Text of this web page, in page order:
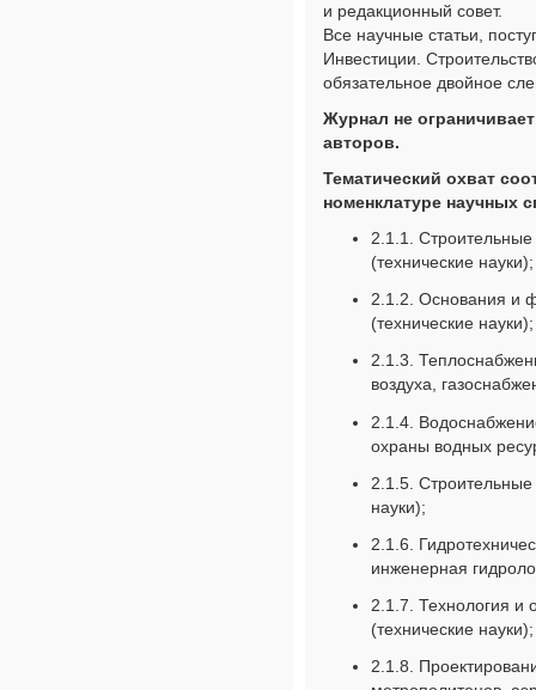
и редакционный совет.
Все научные статьи,
Инвестиции.
обязательное двойное
Журнал не
авторов.
Тематический охват
номенклатуре научных
2.1.1. Строительные
(технические науки);
2.1.2. Основания и
(технические науки);
2.1.3.
воздуха,
2.1.4.
охраны водных
2.1.5.
науки);
2.1.6.
инженерная
2.1.7. Технология и
(технические науки);
2.1.8.